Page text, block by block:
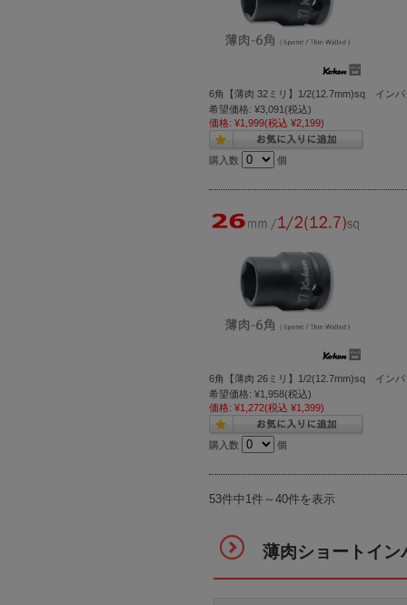
6角【薄肉 32ミリ】1/2(12.7mm)sq インパ
希望価格: ¥3,091(税込)
価格: ¥1,999(税込 ¥2,199)
購入数 個
6角【薄肉 26ミリ】1/2(12.7mm)sq インパ
希望価格: ¥1,958(税込)
価格: ¥1,272(税込 ¥1,399)
購入数 個
53件中1件～40件を表示
薄肉ショートイン